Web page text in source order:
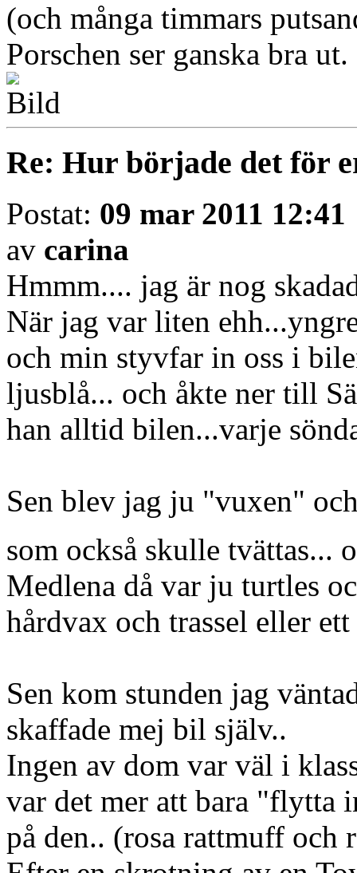
(och många timmars
Porschen ser ganska bra ut.
Re: Hur började det för
Postat: 09 mar 2011 12:41
av carina
Hmmm.... jag är nog
När jag var liten
och min styvfar in oss i
ljusblå... och åkte ner till
han alltid bilen...varje
Sen blev jag ju "vuxen"
som också skulle tvättas...
Medlena då var ju turtles
hårdvax och trassel eller
Sen kom stunden jag
skaffade mej bil själv..
Ingen av dom var väl i
var det mer att bara "flytta
på den.. (rosa rattmuff och